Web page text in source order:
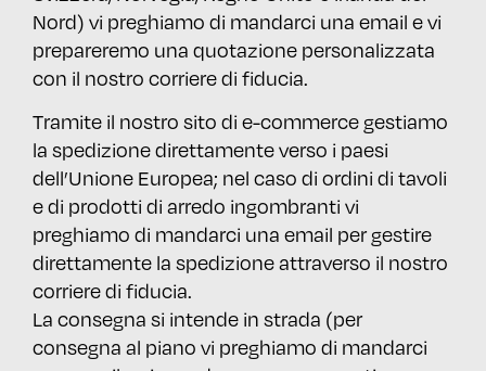
Nord) vi preghiamo di mandarci una email e vi
prepareremo una quotazione personalizzata
con il nostro corriere di fiducia.
Tramite il nostro sito di e-commerce gestiamo
la spedizione direttamente verso i paesi
dell’Unione Europea; nel caso di ordini di tavoli
e di prodotti di arredo ingombranti vi
preghiamo di mandarci una email per gestire
direttamente la spedizione attraverso il nostro
corriere di fiducia.
La consegna si intende in strada (per
consegna al piano vi preghiamo di mandarci